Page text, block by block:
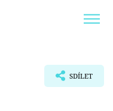
SDÍLET